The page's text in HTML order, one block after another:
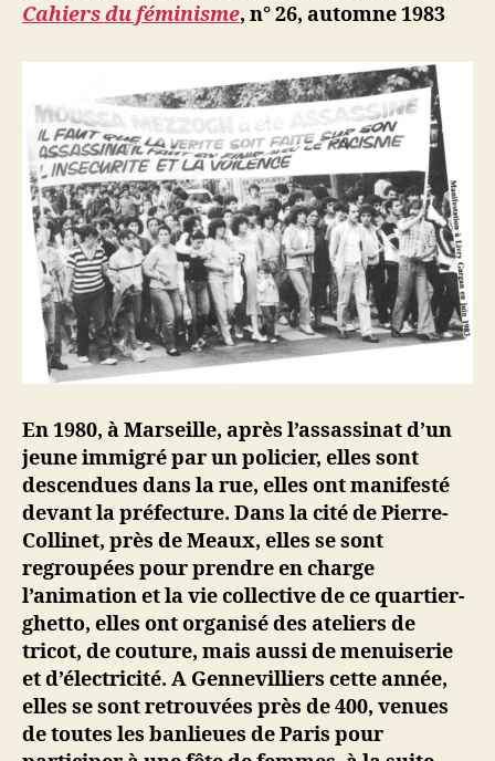
Cahiers du féminisme, n° 26, automne 1983
En 1980, à Marseille, après l’assassinat d’un
jeune immigré par un policier, elles sont
descendues dans la rue, elles ont manifesté
devant la préfecture. Dans la cité de Pierre-
Collinet, près de Meaux, elles se sont
regroupées pour prendre en charge
l’animation et la vie collective de ce quartier-
ghetto, elles ont organisé des ateliers de
tricot, de couture, mais aussi de menuiserie
et d’électricité. A Gennevilliers cette année,
elles se sont retrouvées près de 400, venues
de toutes les banlieues de Paris pour